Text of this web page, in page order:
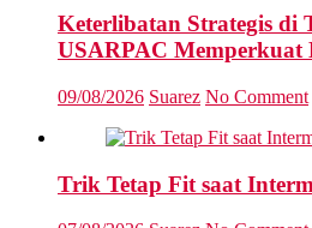
Keterlibatan Strategis di
USARPAC Memperkuat
09/08/2026 Suarez No Comment
Trik Tetap Fit saat